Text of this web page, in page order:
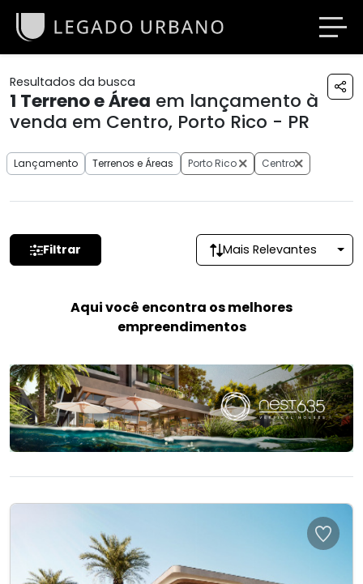
Resultados da busca
1 Terreno e Área em lançamento à
venda em Centro, Porto Rico - PR
Lançamento Terrenos e Áreas Porto Rico Centro
Filtrar Mais Relevantes
Aqui você encontra os melhores
empreendimentos